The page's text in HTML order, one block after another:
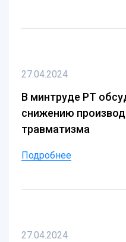
27.04.2024
В минтруде РТ
снижению
травматизма
Подробнее
27.04.2024